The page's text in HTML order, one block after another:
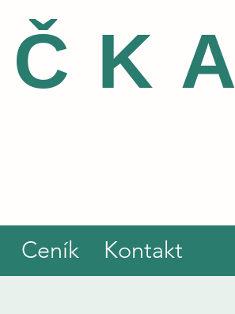
Ceník Kontakt